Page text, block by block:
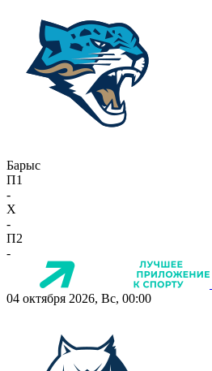
Барыс
П1
-
X
-
П2
-
04 октября 2026, Вс, 00:00